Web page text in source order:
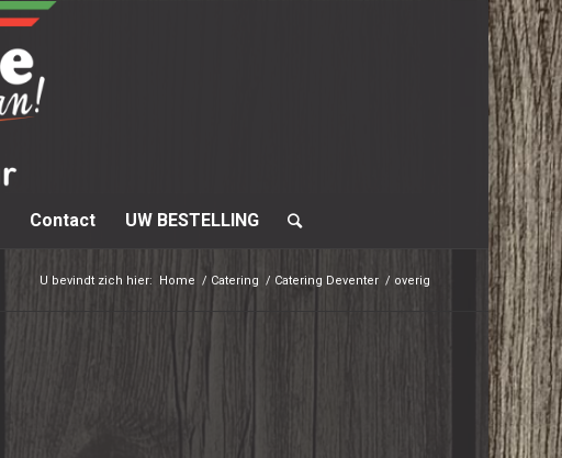
Contact UW BESTELLING
U bevindt zich hier: Home / Catering / Catering Deventer / overig